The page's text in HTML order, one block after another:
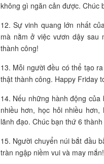
không gì ngăn cản được. Chúc
12. Sự vinh quang lớn nhất
mà nằm ở việc vươn dậy sau
thành công!
13. Mỗi người đều có thể tạo
thật thành công. Happy Friday
14. Nếu những hành động
nhiều hơn, học hỏi nhiều
lãnh đạo. Chúc bạn thứ 6
15. Người chuyển núi bắt đầu
tràn ngập niềm vui và may mắn!